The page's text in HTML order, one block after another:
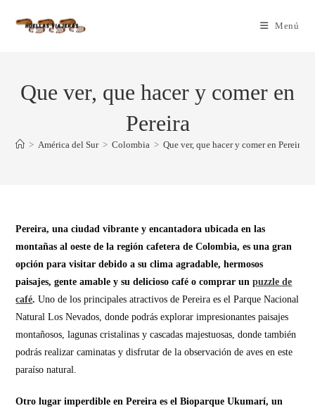
Menú
Que ver, que hacer y comer en
Pereira
> América del Sur > Colombia > Que ver, que hacer y comer en Pereira
Pereira, una ciudad vibrante y encantadora ubicada en las
montañas al oeste de la región cafetera de Colombia, es una gran
opción para visitar debido a su clima agradable, hermosos
paisajes, gente amable y su delicioso café o comprar unpuzzle de
café. Uno de los principales atractivos de Pereira es el Parque Nacional
Natural Los Nevados, donde podrás explorar impresionantes paisajes
montañosos, lagunas cristalinas y cascadas majestuosas, donde también
podrás realizar caminatas y disfrutar de la observación de aves en este
paraíso natural.
Otro lugar imperdible en Pereira es el Bioparque Ukumarí, un